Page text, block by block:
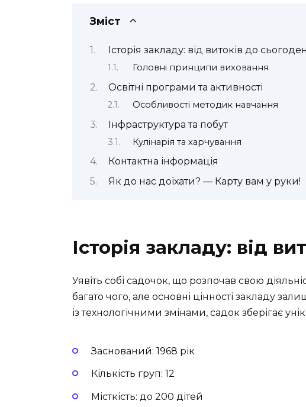
Зміст
Історія закладу: від витоків до
Головні принципи виховання
Освітні програми та активності
Особливості методик навчання
Інфраструктура та побут
Кулінарія та харчування
Контактна інформація
Як до нас доїхати? — Карту вам у руки!
Історія закладу: від
Уявіть собі садочок, що розпочав свою
багато чого, але основні цінності закладу
із технологічними змінами, садок зберігає
Заснований: 1968 рік
Кількість груп: 12
Місткість: до 200 дітей